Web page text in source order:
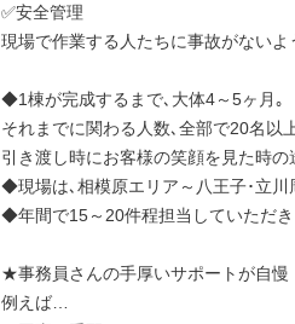
✅安全管理
現場で作業する人たちに事故がないよ
◆1棟が完成するまで､大体4～5ヶ月｡
それまでに関わる人数､全部で20名以
引き渡し時にお客様の笑顔を見た時の
◆現場は､相模原エリア～八王子･立川
◆年間で15～20件程担当していただ
★事務員さんの手厚いサポートが自慢
例えば…